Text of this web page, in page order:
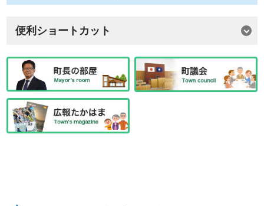
便利ショートカット